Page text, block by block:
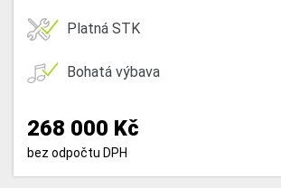
Platná STK
Bohatá výbava
268 000 Kč
bez odpočtu DPH